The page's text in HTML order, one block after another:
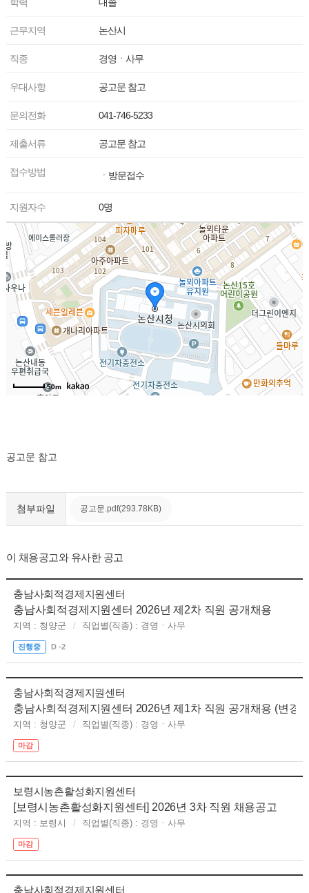
근무지역 논산시
직종 경영ㆍ사무
우대사항 공고문 참고
문의전화 041-746-5233
제출서류 공고문 참고
접수방법 ㆍ방문접수
지원자수 0명
50m
공고문 참고
첨부파일 공고문.pdf(293.78KB)
이 채용공고와 유사한 공고
충남사회적경제지원센터
충남사회적경제지원센터 2026년 제2차 직원 공개채용
지역 : 청양군 직업별(직종) : 경영ㆍ사무
진행중 D -2
충남사회적경제지원센터
충남사회적경제지원센터 2026년 제1차 직원 공개채용 (변경)
지역 : 청양군 직업별(직종) : 경영ㆍ사무
마감
보령시농촌활성화지원센터
[보령시농촌활성화지원센터] 2026년 3차 직원 채용공고
지역 : 보령시 직업별(직종) : 경영ㆍ사무
마감
충남사회적경제지원센터